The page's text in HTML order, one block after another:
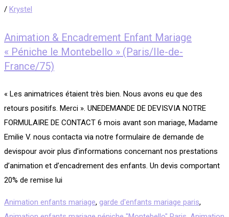
/ Krystel
Animation & Encadrement Enfant Mariage
« Péniche le Montebello » (Paris/Ile-de-
France/75)
« Les animatrices étaient très bien. Nous avons eu que des
retours positifs. Merci ». UNEDEMANDE DE DEVISVIA NOTRE
FORMULAIRE DE CONTACT 6 mois avant son mariage, Madame
Emilie V. nous contacta via notre formulaire de demande de
devispour avoir plus d’informations concernant nos prestations
d’animation et d’encadrement des enfants. Un devis comportant
20% de remise lui
Animation enfants mariage, garde d'enfants mariage paris,